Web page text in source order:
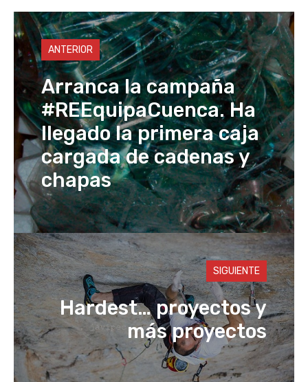
p
p
o
n
o
o
k
n
k
ANTERIOR
Arranca la campaña
#REEquipaCuenca. Ha
llegado la primera caja
cargada de cadenas y
chapas
SIGUIENTE
Hardest… proyectos y
más proyectos